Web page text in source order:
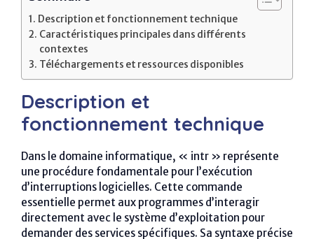
Description et fonctionnement technique
Caractéristiques principales dans différents
contextes
Téléchargements et ressources disponibles
Description et
fonctionnement technique
Dans le domaine informatique, « intr » représente
une procédure fondamentale pour l’exécution
d’interruptions logicielles. Cette commande
essentielle permet aux programmes d’interagir
directement avec le système d’exploitation pour
demander des services spécifiques. Sa syntaxe précise